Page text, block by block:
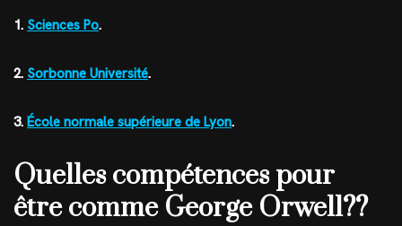
1. Sciences Po.
2. Sorbonne Université.
3. École normale supérieure de Lyon.
Quelles compétences pour
être comme George Orwell??